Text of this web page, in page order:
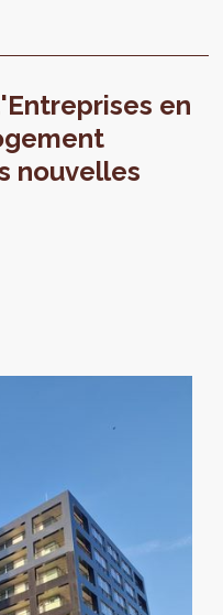
en
nouvelles